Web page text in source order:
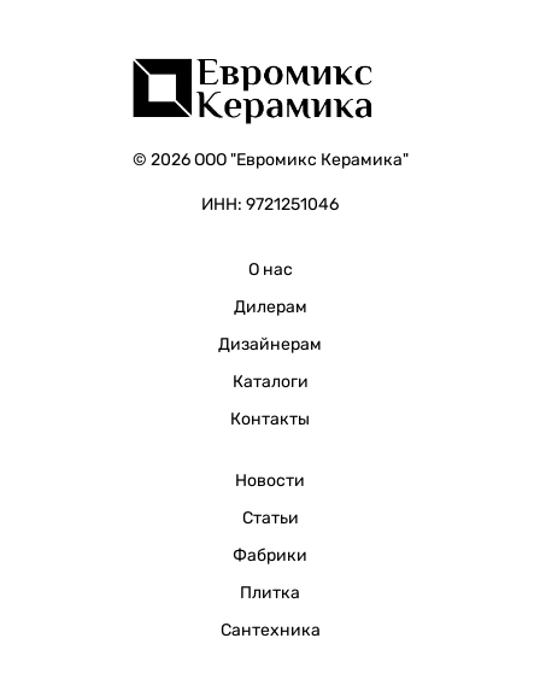
© 2026 ООО "Евромикс Керамика"
ИНН: 9721251046
О нас
Дилерам
Дизайнерам
Каталоги
Контакты
Новости
Статьи
Фабрики
Плитка
Сантехника